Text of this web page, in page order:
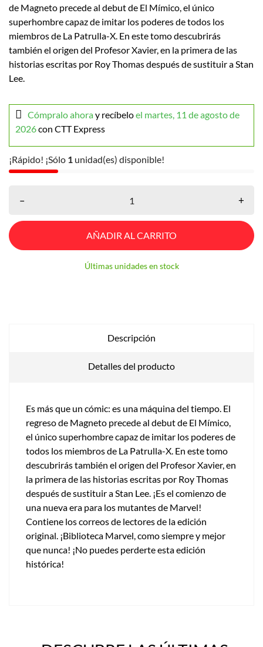
de Magneto precede al debut de El Mímico, el único
superhombre capaz de imitar los poderes de todos los
miembros de La Patrulla-X. En este tomo descubrirás
también el origen del Profesor Xavier, en la primera de las
historias escritas por Roy Thomas después de sustituir a Stan
Lee.
Cómpralo ahoray recíbeloel martes, 11 de agosto de
2026con CTT Express
¡Rápido! ¡Sólo 1 unidad(es) disponible!
– +
AÑADIR AL CARRITO
Últimas unidades en stock
Descripción
Detalles del producto
Es más que un cómic: es una máquina del tiempo. El
regreso de Magneto precede al debut de El Mímico,
el único superhombre capaz de imitar los poderes de
todos los miembros de La Patrulla-X. En este tomo
descubrirás también el origen del Profesor Xavier, en
la primera de las historias escritas por Roy Thomas
después de sustituir a Stan Lee. ¡Es el comienzo de
una nueva era para los mutantes de Marvel!
Contiene los correos de lectores de la edición
original. ¡Biblioteca Marvel, como siempre y mejor
que nunca! ¡No puedes perderte esta edición
histórica!